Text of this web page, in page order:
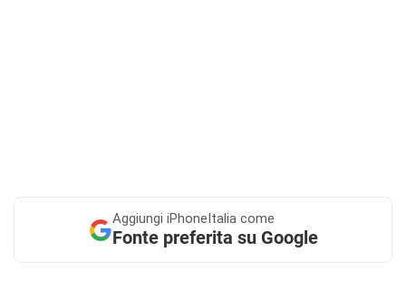
Aggiungi iPhoneItalia come
Fonte preferita su Google